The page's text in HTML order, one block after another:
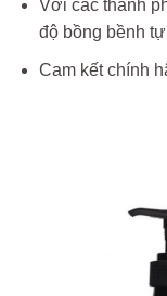
Với các thành
độ bồng bềnh
Cam kết chính